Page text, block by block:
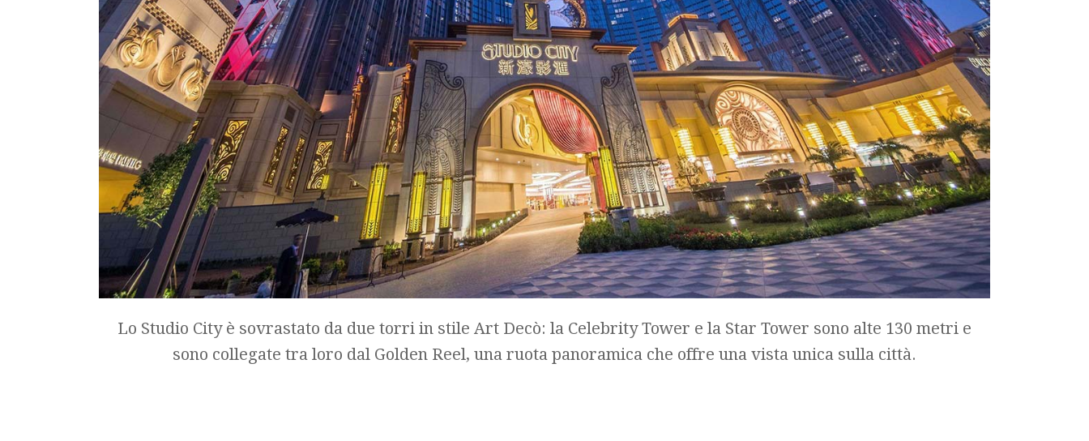
Lo Studio City è sovrastato da due torri in stile Art Decò: la Celebrity Tower e la Star Tower sono alte 130 metri e
sono collegate tra loro dal Golden Reel, una ruota panoramica che offre una vista unica sulla città.